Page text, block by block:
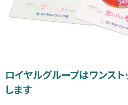
ロイヤルグループはワンス
します